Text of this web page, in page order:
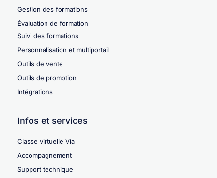
Gestion des formations
Évaluation de formation
Suivi des formations
Personnalisation et multiportail
Outils de vente
Outils de promotion
Intégrations
Infos et services
Classe virtuelle Via
Accompagnement
Support technique